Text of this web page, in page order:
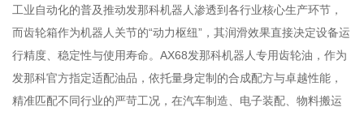
0755-86192801
18207556558
工业自动化的普及推动发那科机器人渗透到各行业核心生产环节，
而齿轮箱作为机器人关节的“动力枢纽”，其润滑效果直接决定设备运
行精度、稳定性与使用寿命。AX68发那科机器人专用齿轮油，作为
发那科官方指定适配油品，依托量身定制的合成配方与卓越性能，
精准匹配不同行业的严苛工况，在汽车制造、电子装配、物料搬运